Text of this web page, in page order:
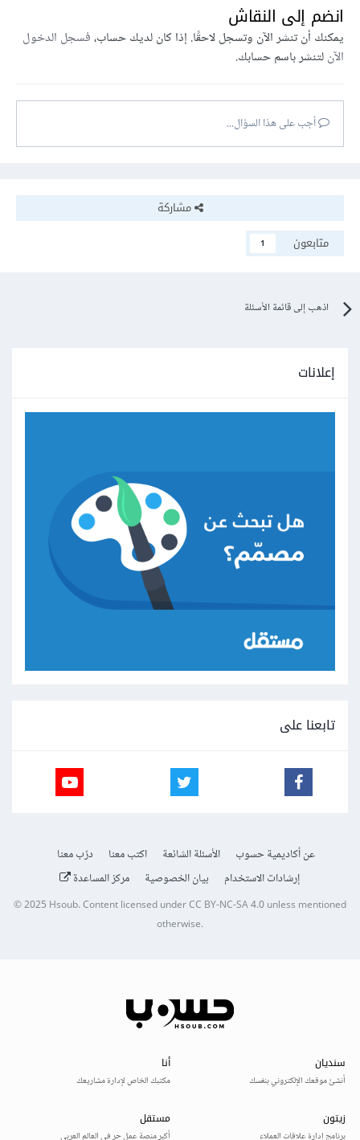
انضم إلى النقاش
يمكنك أن تنشر الآن وتسجل لاحقًا. إذا كان لديك حساب،فسجل الدخول
الآنلتنشر باسم حسابك.
أجب على هذا السؤال...
مشاركة
متابعون
1
اذهب إلى قائمة الأسئلة
إعلانات
تابعنا على
عن أكاديمية حسوب الأسئلة الشائعة اكتب معنا
درّب معنا
إرشادات الاستخدام
بيان الخصوصية مركز المساعدة
© 2025Hsoub.Content licensed underCC BY-NC-SA 4.0unless mentioned
otherwise.